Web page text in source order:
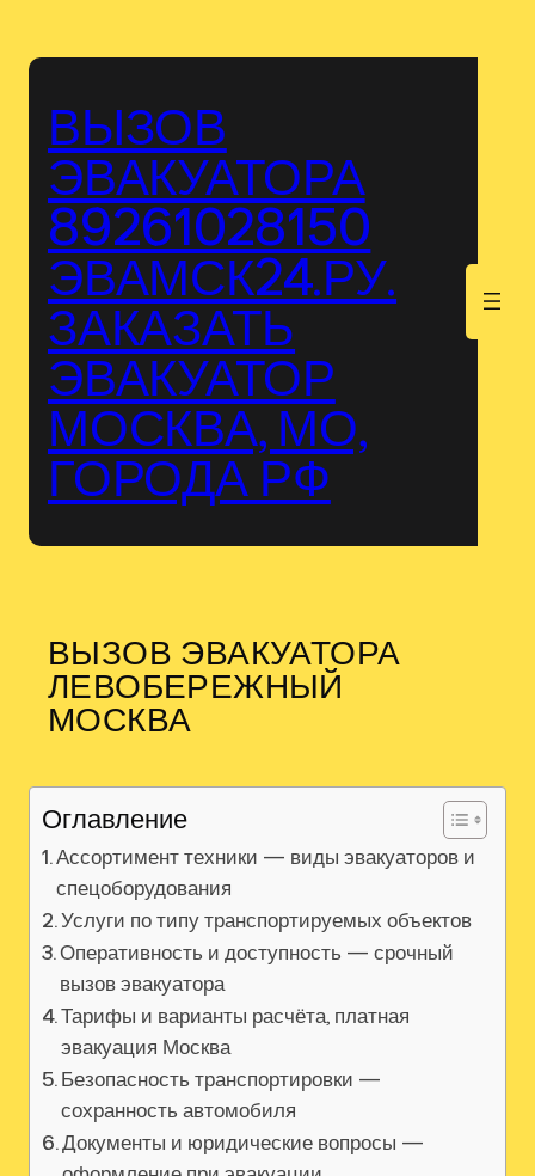
ВЫЗОВ
ЭВАКУАТОРА
89261028150
ЭВАМСК24.РУ.
ЗАКАЗАТЬ
ЭВАКУАТОР
МОСКВА, МО,
ГОРОДА РФ
ВЫЗОВ ЭВАКУАТОРА
ЛЕВОБЕРЕЖНЫЙ
МОСКВА
Оглавление
Ассортимент техники — виды эвакуаторов и
спецоборудования
Услуги по типу транспортируемых объектов
Оперативность и доступность — срочный
вызов эвакуатора
Тарифы и варианты расчёта, платная
эвакуация Москва
Безопасность транспортировки —
сохранность автомобиля
Документы и юридические вопросы —